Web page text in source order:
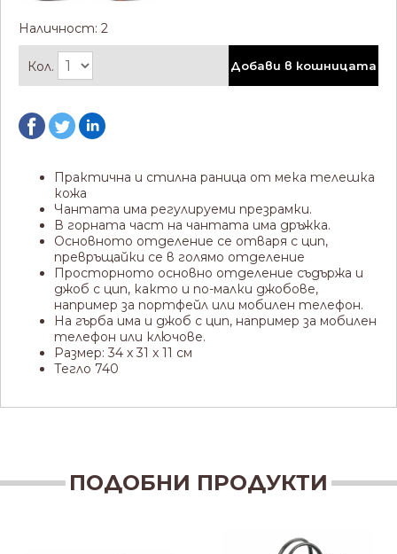
Наличност: 2
Кол. Добави в кошницата
Практична и стилна раница от мека телешка
кожа
Чантата има регулируеми презрамки.
В горната част на чантата има дръжка.
Основното отделение се отваря с цип,
превръщайки се в голямо отделение
Просторното основно отделение съдържа и
джоб с цип, както и по-малки джобове,
например за портфейл или мобилен телефон.
На гърба има и джоб с цип, например за мобилен
телефон или ключове.
Размер: 34 x 31 x 11 см
Тегло 740
ПОДОБНИ ПРОДУКТИ